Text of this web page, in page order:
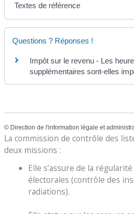
Textes de référence
Questions ? Réponses !
Impôt sur le revenu - Les
supplémentaires sont-elles
© Direction de l'information légale et
La commission de contrôle des
deux missions :
Elle s’assure de la
électorales (contrôle des
radiations).